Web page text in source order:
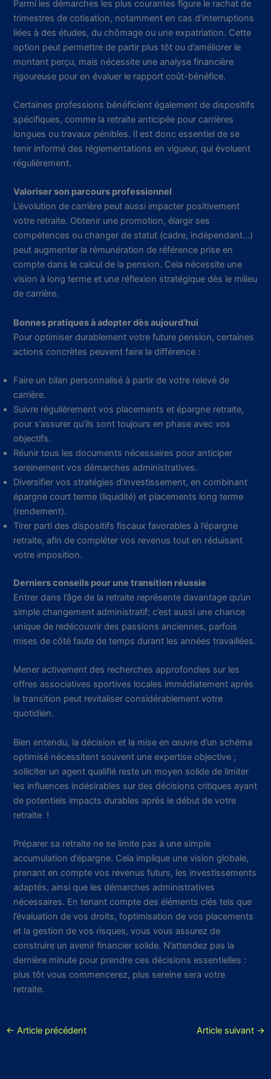
Parmi les démarches les plus courantes figure le rachat de
trimestres de cotisation, notamment en cas d’interruptions
liées à des études, du chômage ou une expatriation. Cette
option peut permettre de partir plus tôt ou d’améliorer le
montant perçu, mais nécessite une analyse financière
rigoureuse pour en évaluer le rapport coût-bénéfice.
Certaines professions bénéficient également de dispositifs
spécifiques, comme la retraite anticipée pour carrières
longues ou travaux pénibles. Il est donc essentiel de se
tenir informé des réglementations en vigueur, qui évoluent
régulièrement.
Valoriser son parcours professionnel
L’évolution de carrière peut aussi impacter positivement
votre retraite. Obtenir une promotion, élargir ses
compétences ou changer de statut (cadre, indépendant…)
peut augmenter la rémunération de référence prise en
compte dans le calcul de la pension. Cela nécessite une
vision à long terme et une réflexion stratégique dès le milieu
de carrière.
Bonnes pratiques à adopter dès aujourd’hui
Pour optimiser durablement votre future pension, certaines
actions concrètes peuvent faire la différence :
Faire un bilan personnalisé à partir de votre relevé de
carrière.
Suivre régulièrement vos placements et épargne retraite,
pour s’assurer qu’ils sont toujours en phase avec vos
objectifs.
Réunir tous les documents nécessaires pour anticiper
sereinement vos démarches administratives.
Diversifier vos stratégies d’investissement, en combinant
épargne court terme (liquidité) et placements long terme
(rendement).
Tirer parti des dispositifs fiscaux favorables à l’épargne
retraite, afin de compléter vos revenus tout en réduisant
votre imposition.
Derniers conseils pour une transition réussie
Entrer dans l’âge de la retraite représente davantage qu’un
simple changement administratif; c’est aussi une chance
unique de redécouvrir des passions anciennes, parfois
mises de côté faute de temps durant les années travaillées.
Mener activement des recherches approfondies sur les
offres associatives sportives locales immédiatement après
la transition peut revitaliser considérablement votre
quotidien.
Bien entendu, la décision et la mise en œuvre d’un schéma
optimisé nécessitent souvent une expertise objective ;
solliciter un agent qualifié reste un moyen solide de limiter
les influences indésirables sur des décisions critiques ayant
de potentiels impacts durables après le début de votre
retraite !
Préparer sa retraite ne se limite pas à une simple
accumulation d’épargne. Cela implique une vision globale,
prenant en compte vos revenus futurs, les investissements
adaptés, ainsi que les démarches administratives
nécessaires. En tenant compte des éléments clés tels que
l’évaluation de vos droits, l’optimisation de vos placements
et la gestion de vos risques, vous vous assurez de
construire un avenir financier solide. N’attendez pas la
dernière minute pour prendre ces décisions essentielles :
plus tôt vous commencerez, plus sereine sera votre
retraite.
← Article précédent Article suivant →